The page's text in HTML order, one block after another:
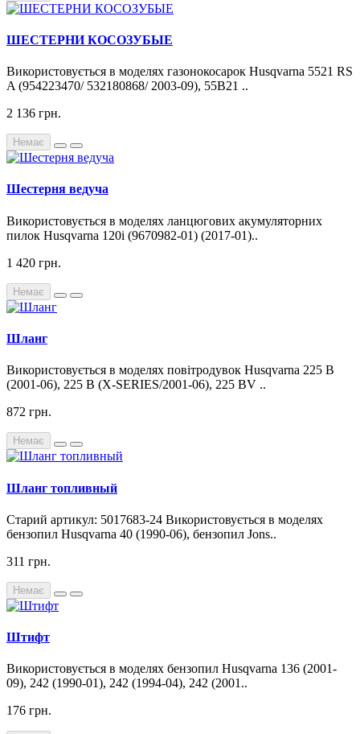
ШЕСТЕРНИ КОСОЗУБЫЕ
Використовується в моделях газонокосарок Husqvarna 5521 RS
A (954223470/ 532180868/ 2003-09), 55B21 ..
2 136 грн.
Немає
Шестерня ведуча
Використовується в моделях ланцюгових акумуляторних
пилок Husqvarna 120i (9670982-01) (2017-01)..
1 420 грн.
Немає
Шланг
Використовується в моделях повітродувок Husqvarna 225 B
(2001-06), 225 B (X-SERIES/2001-06), 225 BV ..
872 грн.
Немає
Шланг топливный
Старий артикул: 5017683-24 Використовується в моделях
бензопил Husqvarna 40 (1990-06), бензопил Jons..
311 грн.
Немає
Штифт
Використовується в моделях бензопил Husqvarna 136 (2001-
09), 242 (1990-01), 242 (1994-04), 242 (2001..
176 грн.